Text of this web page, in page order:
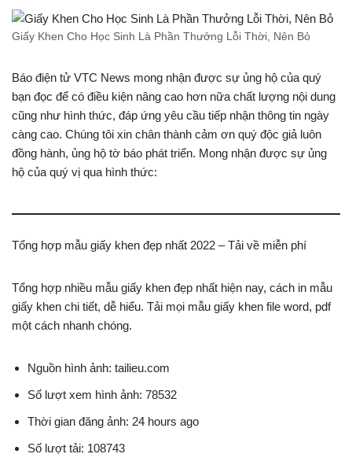
Giấy Khen Cho Học Sinh Là Phần Thưởng Lỗi Thời, Nên Bỏ
Báo điện tử VTC News mong nhận được sự ủng hộ của quý
bạn đọc để có điều kiện nâng cao hơn nữa chất lượng nội dung
cũng như hình thức, đáp ứng yêu cầu tiếp nhận thông tin ngày
càng cao. Chúng tôi xin chân thành cảm ơn quý độc giả luôn
đồng hành, ủng hộ tờ báo phát triển. Mong nhận được sự ủng
hộ của quý vị qua hình thức:
Tổng hợp mẫu giấy khen đẹp nhất 2022 – Tải về miễn phí
Tổng hợp nhiều mẫu giấy khen đẹp nhất hiện nay, cách in mẫu
giấy khen chi tiết, dễ hiểu. Tải mọi mẫu giấy khen file word, pdf
một cách nhanh chóng.
Nguồn hình ảnh: tailieu.com
Số lượt xem hình ảnh: 78532
Thời gian đăng ảnh: 24 hours ago
Số lượt tải: 108743